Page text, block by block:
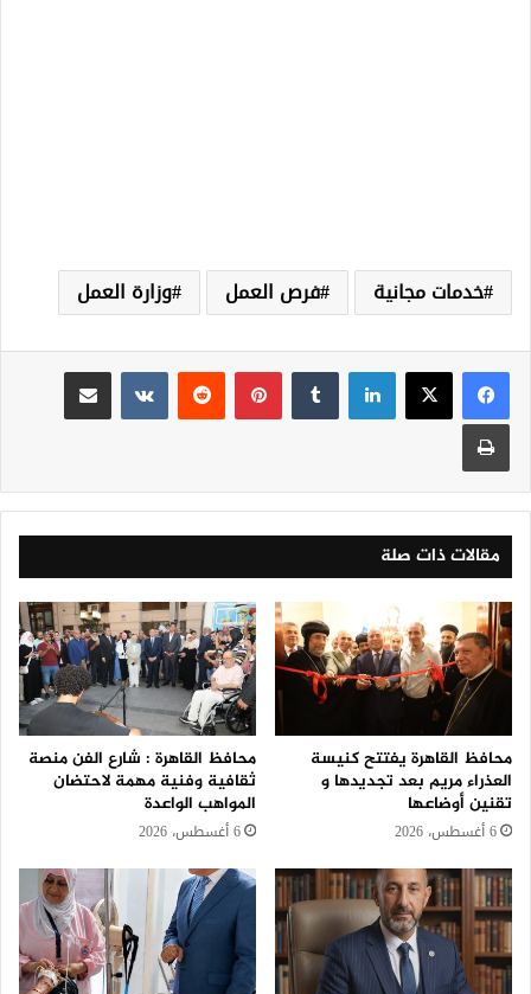
خدمات مجانية فرص العمل وزارة العمل
لينكدإن بينتيريست
مقالات ذات صلة
محافظ القاهرة يفتتح كنيسة
العذراء مريم بعد تجديدها و
تقنين أوضاعها
6 أغسطس، 2026
محافظ القاهرة : شارع الفن منصة
ثقافية وفنية مهمة لاحتضان
المواهب الواعدة
6 أغسطس، 2026